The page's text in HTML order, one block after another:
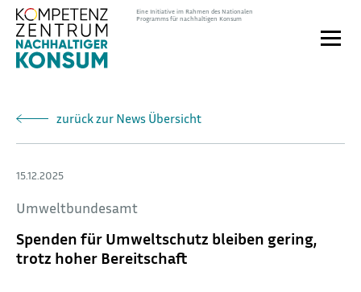
Direkt
zum
Inhalt
Eine Initiative im Rahmen des Nationalen
Programms für nachhaltigen Konsum
Toggle
zurück zur News Übersicht
15.12.2025
Umweltbundesamt
Spenden für Umweltschutz bleiben gering,
trotz hoher Bereitschaft